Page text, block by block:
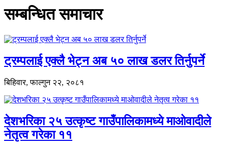
सम्बन्धित समाचार
ट्रम्पलाई एक्लै भेट्न अब ५० लाख डलर तिर्नुपर्ने
बिहिवार, फाल्गुन २२, २०८१
देशभरिका २५ उत्कृष्ट गाउँपालिकामध्ये माओवादीले
नेतृत्व गरेका ११